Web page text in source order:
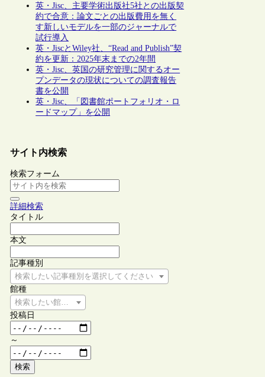
英・Jisc、主要学術出版社5社との出版契
約で合意：論文ごとの出版費用を無く
す新しいモデルを一部のジャーナルで
試行導入
英・JiscとWiley社、“Read and Publish”契
約を更新：2025年末までの2年間
英・Jisc、英国の研究管理に関するオー
プンデータの現状についての調査報告
書を公開
英・Jisc、「図書館ポートフォリオ・ロ
ードマップ」を公開
サイト内検索
検索フォーム
詳細検索
タイトル
本文
記事種別
検索したい記事種別を選択してください
館種
検索したい館種を選択してください
投稿日
～
検索